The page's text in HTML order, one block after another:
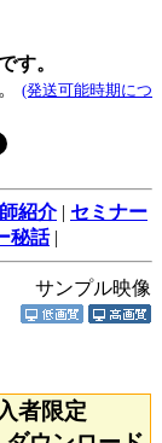
す。
(発送可能時期につ
紹介| セミナー
秘話|
サンプル映像
者限定